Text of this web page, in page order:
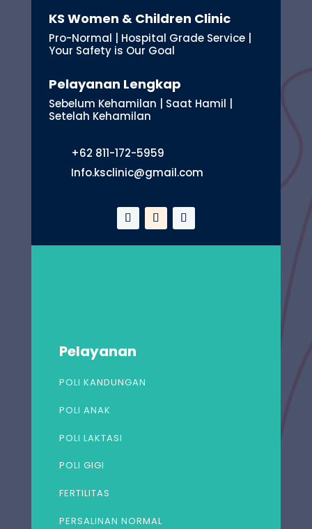
KS Women & Children Clinic
Pro-Normal | Hospital Grade Service |
Your Safety is Our Goal
Pelayanan Lengkap
Sebelum Kehamilan | Saat Hamil |
Setelah Kehamilan
+62 811-172-5959
Info.ksclinic@gmail.com
Pelayanan
POLI KANDUNGAN
POLI ANAK
POLI LAKTASI
POLI GIGI
FERTILITAS
PERSALINAN NORMAL